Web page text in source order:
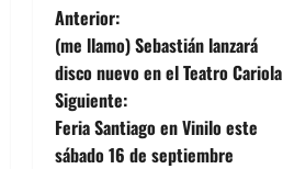
N
a
v
Anterior:
(me llamo) Sebastián lanzará
disco nuevo en el Teatro Cariola
Siguiente:
Feria Santiago en Vinilo este
sábado 16 de septiembre